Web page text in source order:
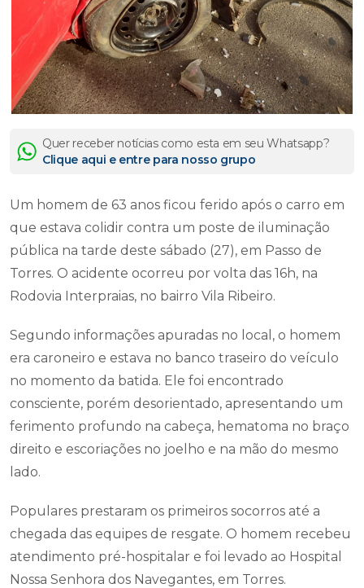
Quer receber notícias como esta em seu Whatsapp?
Clique aqui e entre para nosso grupo
Um homem de 63 anos ficou ferido após o carro em
que estava colidir contra um poste de iluminação
pública na tarde deste sábado (27), em Passo de
Torres. O acidente ocorreu por volta das 16h, na
Rodovia Interpraias, no bairro Vila Ribeiro.
Segundo informações apuradas no local, o homem
era caroneiro e estava no banco traseiro do veículo
no momento da batida. Ele foi encontrado
consciente, porém desorientado, apresentando um
ferimento profundo na cabeça, hematoma no braço
direito e escoriações no joelho e na mão do mesmo
lado.
Populares prestaram os primeiros socorros até a
chegada das equipes de resgate. O homem recebeu
atendimento pré-hospitalar e foi levado ao Hospital
Nossa Senhora dos Navegantes, em Torres.